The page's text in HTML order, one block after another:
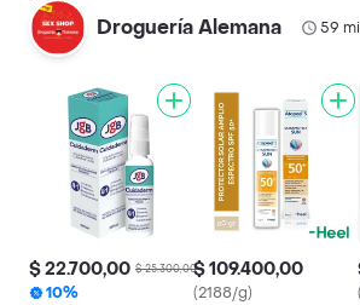
Droguería Alemana 59
$ 22.700,00 $ 25.300,00
10%
$ 109.400,00
(2188/g)